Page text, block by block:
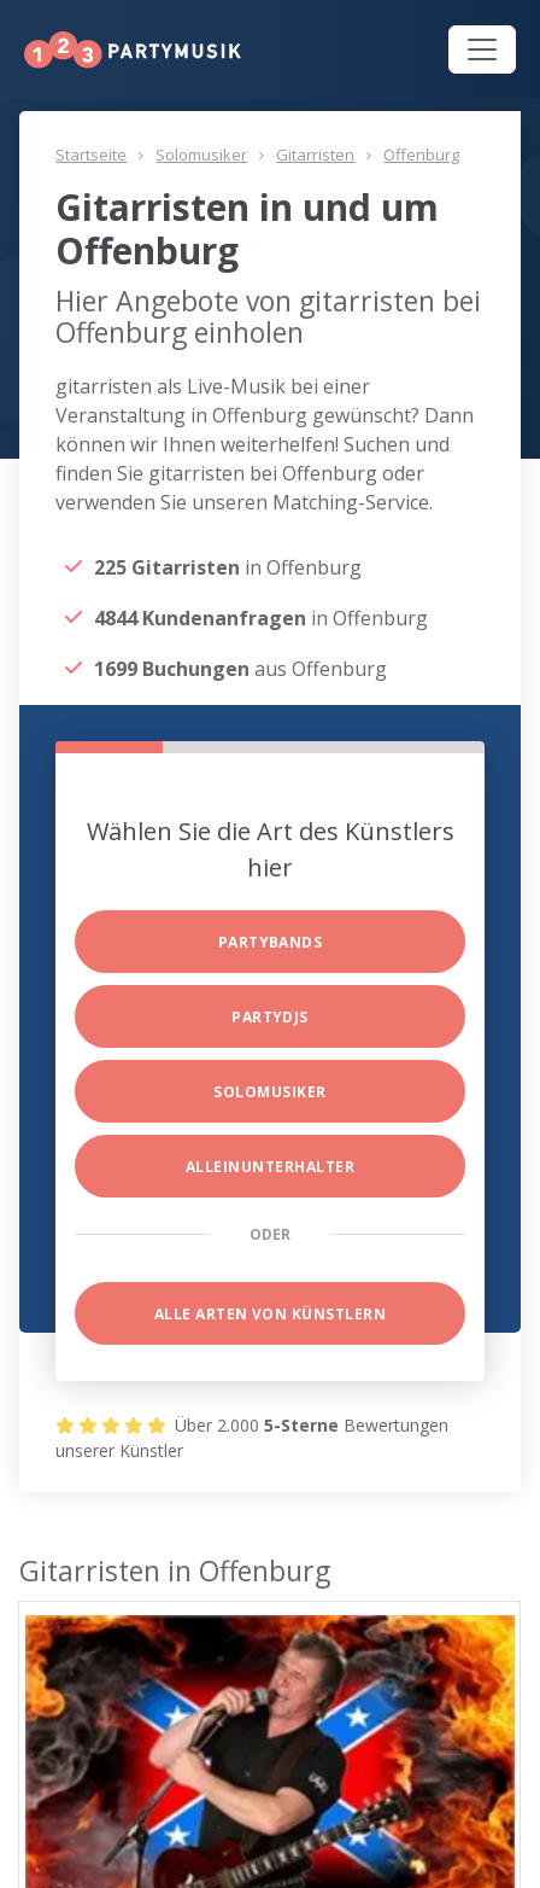
Startseite Solomusiker Gitarristen Offenburg
Gitarristen in und um
Offenburg
Hier Angebote von gitarristen bei
Offenburg einholen
gitarristen als Live-Musik bei einer
Veranstaltung in Offenburg gewünscht? Dann
können wir Ihnen weiterhelfen! Suchen und
finden Sie gitarristen bei Offenburg oder
verwenden Sie unseren Matching-Service.
225 Gitarristen in Offenburg
4844 Kundenanfragen in Offenburg
1699 Buchungen aus Offenburg
Wählen Sie die Art des Künstlers
hier
PARTYBANDS
PARTYDJS
SOLOMUSIKER
ALLEINUNTERHALTER
ODER
ALLE ARTEN VON KÜNSTLERN
Über 2.0005-Sterne Bewertungen
unserer Künstler
Gitarristen in Offenburg